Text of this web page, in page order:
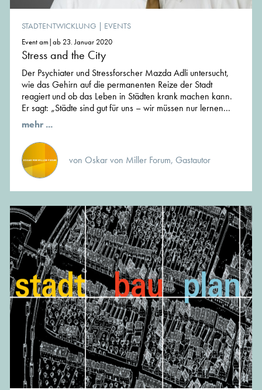
STADTENTWICKLUNG | EVENTS
Event am|ab 23. Januar 2020
Stress and the City
Der Psychiater und Stressforscher Mazda Adli untersucht,
wie das Gehirn auf die permanenten Reize der Stadt
reagiert und ob das Leben in Städten krank machen kann.
Er sagt: „Städte sind gut für uns – wir müssen nur lernen...
mehr ...
von Oskar von Miller Forum, Gastautor